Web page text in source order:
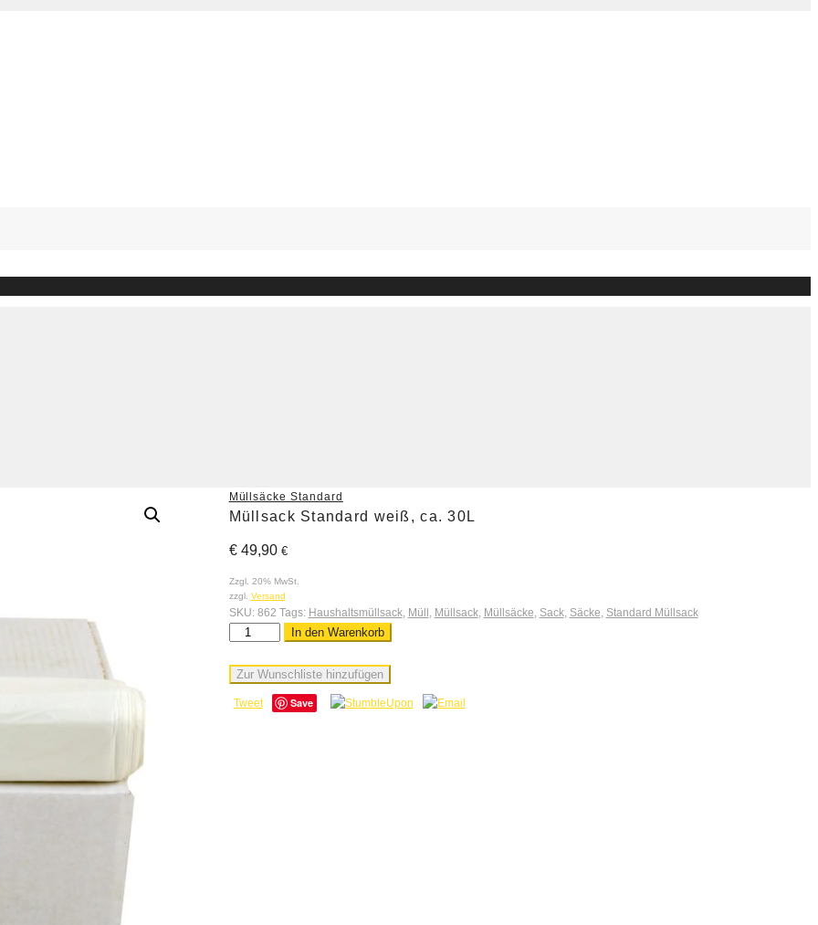
Müllsäcke Standard
Müllsack Standard weiß, ca. 30L
€49,90 €
Zzgl. 20% MwSt.
zzgl. Versand
SKU: 862 Tags: Haushaltsmüllsack, Müll Müllsack, Müllsäcke Sack, Säcke Standard Müllsack
In den Warenkorb
Zur Wunschliste hinzufügen
Tweet Save